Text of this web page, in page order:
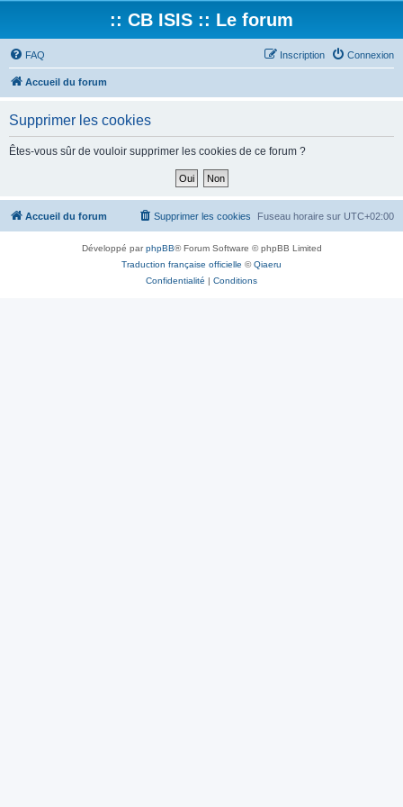
:: CB ISIS :: Le forum
FAQ Connexion
Inscription
Accueil du forum
Supprimer les cookies
Êtes-vous sûr de vouloir supprimer les cookies de ce forum ?
Accueil du forum Fuseau horaire sur UTC+02:00
Supprimer les cookies
Développé parphpBB® Forum Software © phpBB Limited
Traduction française officielle ©Qiaeru
Confidentialité | Conditions